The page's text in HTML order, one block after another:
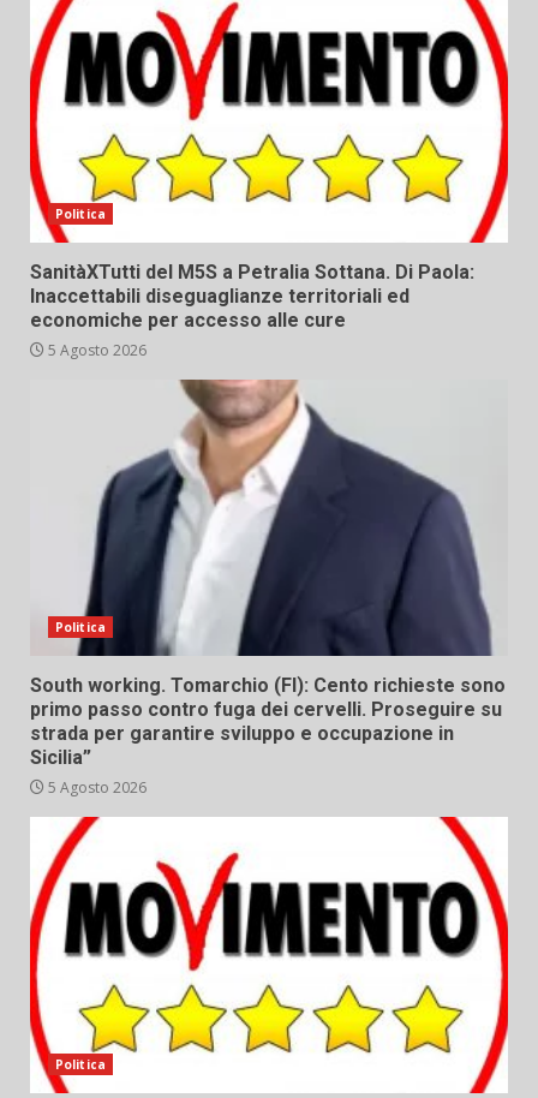
Politica
SanitàXTutti del M5S a Petralia Sottana. Di Paola:
Inaccettabili diseguaglianze territoriali ed
economiche per accesso alle cure
5 Agosto 2026
Politica
South working. Tomarchio (FI): Cento richieste sono
primo passo contro fuga dei cervelli. Proseguire su
strada per garantire sviluppo e occupazione in
Sicilia”
5 Agosto 2026
Politica